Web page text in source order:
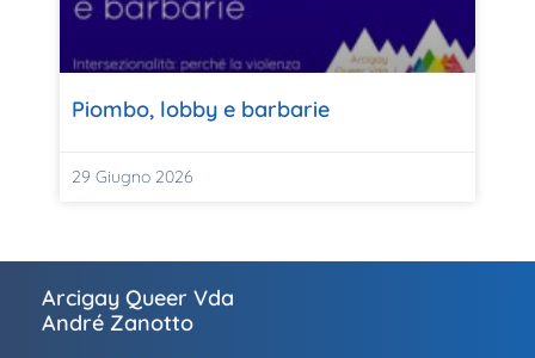
Piombo, lobby e barbarie
29 Giugno 2026
Arcigay Queer Vda
André Zanotto